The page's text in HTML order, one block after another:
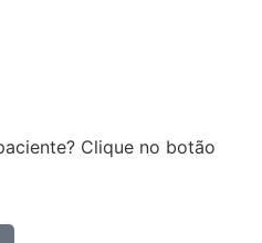
Clique no botão